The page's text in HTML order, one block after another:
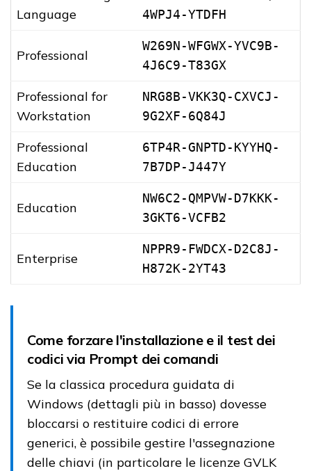
Language
4WPJ4-YTDFH
Professional
W269N-WFGWX-YVC9B-
4J6C9-T83GX
Professional for
Workstation
NRG8B-VKK3Q-CXVCJ-
9G2XF-6Q84J
Professional
Education
6TP4R-GNPTD-KYYHQ-
7B7DP-J447Y
Education
NW6C2-QMPVW-D7KKK-
3GKT6-VCFB2
Enterprise
NPPR9-FWDCX-D2C8J-
H872K-2YT43
Come forzare l'installazione e il test dei
codici via Prompt dei comandi
Se la classica procedura guidata di
Windows (dettagli più in basso) dovesse
bloccarsi o restituire codici di errore
generici, è possibile gestire l'assegnazione
delle chiavi (in particolare le licenze GVLK